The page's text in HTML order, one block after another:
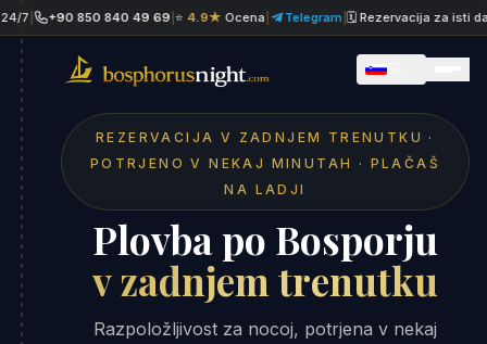
+90 850 840 49 69 |⭐4.9★ Ocena| Telegram|🗓 Rezervacija za isti dan|
REZERVACIJA V ZADNJEM TRENUTKU ·
POTRJENO V NEKAJ MINUTAH · PLAČAŠ
NA LADJI
Plovba po Bosporju
v zadnjem trenutku
Razpoložljivost za nocoj, potrjena v nekaj